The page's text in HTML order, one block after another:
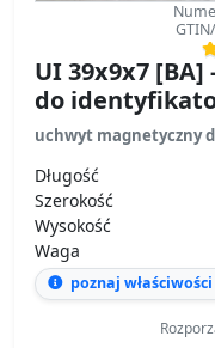
UI 39x9x7
do
uchwyt magnetyczny
Długość
Szerokość
Wysokość
Waga
poznaj właściwości